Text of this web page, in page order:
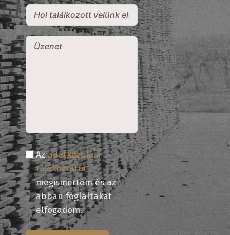
Azadatkezelési
tájékoztatót
megismertem és az
abban foglaltakat
elfogadom.